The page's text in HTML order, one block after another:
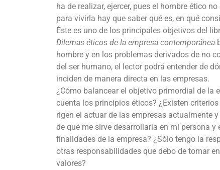
ha de realizar, ejercer, pues el hombre ético
para vivirla hay que saber qué es, en qué
Éste es uno de los principales objetivos del
Dilemas éticos de la empresa contemporánea
hombre y en los problemas derivados de no
del ser humano, el lector podrá entender de
inciden de manera directa en las empresas.
¿Cómo balancear el objetivo primordial de la
cuenta los principios éticos? ¿Existen
rigen el actuar de las empresas actualmente
de qué me sirve desarrollarla en mi persona
finalidades de la empresa? ¿Sólo tengo la
otras responsabilidades que debo de tomar
valores?